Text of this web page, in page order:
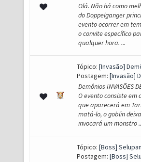
Olá. Não há como
do Doppelganger
evento ocorrer em
o convite específico
qualquer hora. ...
Tópico: [Invasão]
Postagem: [Invasão]
Demônios INVASÕES
O evento consiste em
que aparecerá em
matá-lo, o goblin
invocará um monstro
Tópico: [Boss] Selupan
Postagem: [Boss]